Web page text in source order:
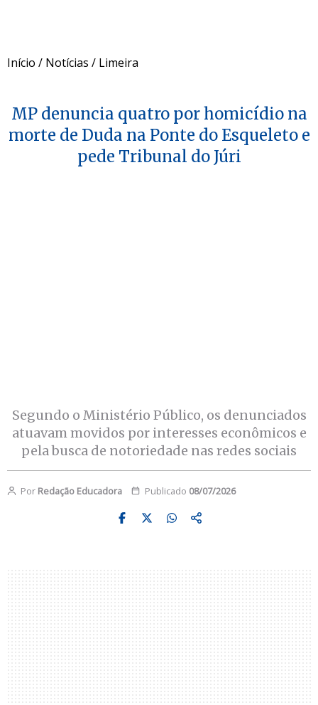
Início / Notícias / Limeira
MP denuncia quatro por homicídio na
morte de Duda na Ponte do Esqueleto e
pede Tribunal do Júri
Segundo o Ministério Público, os denunciados
atuavam movidos por interesses econômicos e
pela busca de notoriedade nas redes sociais
Por Redação Educadora Publicado 08/07/2026